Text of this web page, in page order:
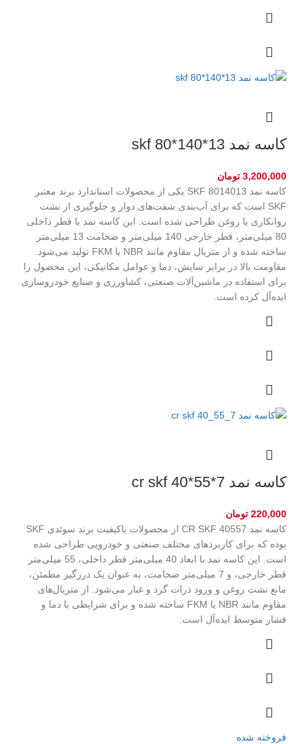
کاسه نمد skf 80*140*13
3,200,000 تومان
کاسه نمد SKF 8014013 یکی از محصولات استاندارد برند معتبر
SKF است که برای آب‌بندی شفت‌های دوار و جلوگیری از نشت
روانکاری یا روغن طراحی شده است. این کاسه نمد با قطر داخلی
80 میلی‌متر، قطر خارجی 140 میلی‌متر و ضخامت 13 میلی‌متر
ساخته شده و از متریال مقاوم مانند NBR یا FKM تولید می‌شود.
مقاومت بالا در برابر سایش، دما و عوامل مکانیکی، این محصول را
برای استفاده در ماشین‌آلات صنعتی، کشاورزی و صنایع خودروسازی
ایده‌آل کرده است.
کاسه نمد cr skf 40*55*7
220,000 تومان
کاسه نمد CR SKF 40557 از محصولات باکیفیت برند سوئدی SKF
بوده که برای کاربردهای مختلف صنعتی و خودرویی طراحی شده
است. این کاسه نمد با ابعاد 40 میلی‌متر قطر داخلی، 55 میلی‌متر
قطر خارجی، و 7 میلی‌متر ضخامت، به عنوان یک درزگیر مطمئن،
مانع نشت روغن و ورود ذرات گرد و غبار می‌شود. از متریال‌های
مقاوم مانند NBR یا FKM ساخته شده و برای شرایطی با دما و
فشار متوسط ایده‌آل است.
فروخته شده